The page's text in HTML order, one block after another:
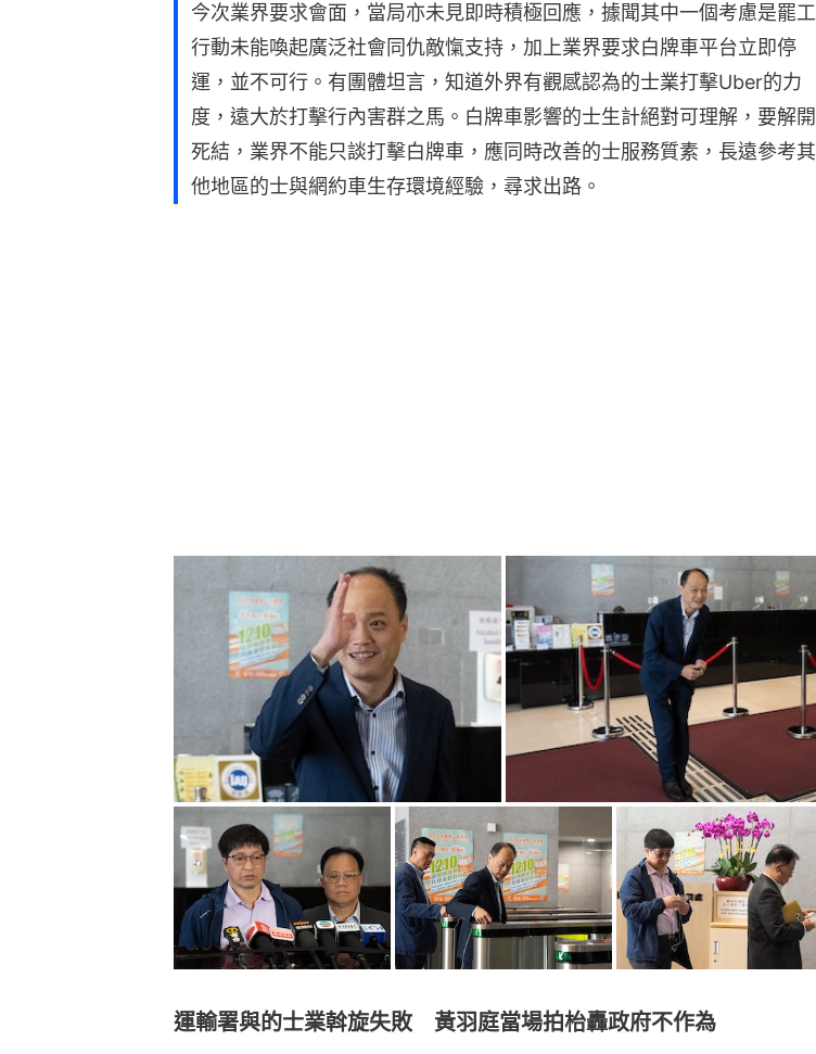
今次業界要求會面，當局亦未見即時積極回應，據聞其中一個考慮是罷工
行動未能喚起廣泛社會同仇敵愾支持，加上業界要求白牌車平台立即停
運，並不可行。有團體坦言，知道外界有觀感認為的士業打擊Uber的力
度，遠大於打擊行內害群之馬。白牌車影響的士生計絕對可理解，要解開
死結，業界不能只談打擊白牌車，應同時改善的士服務質素，長遠參考其
他地區的士與網約車生存環境經驗，尋求出路。
運輸署與的士業斡旋失敗 黃羽庭當場拍枱轟政府不作為